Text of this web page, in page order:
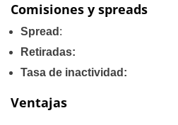
Comisiones y spreads
Spread :
Retiradas:
Tasa de inactividad:
Ventajas